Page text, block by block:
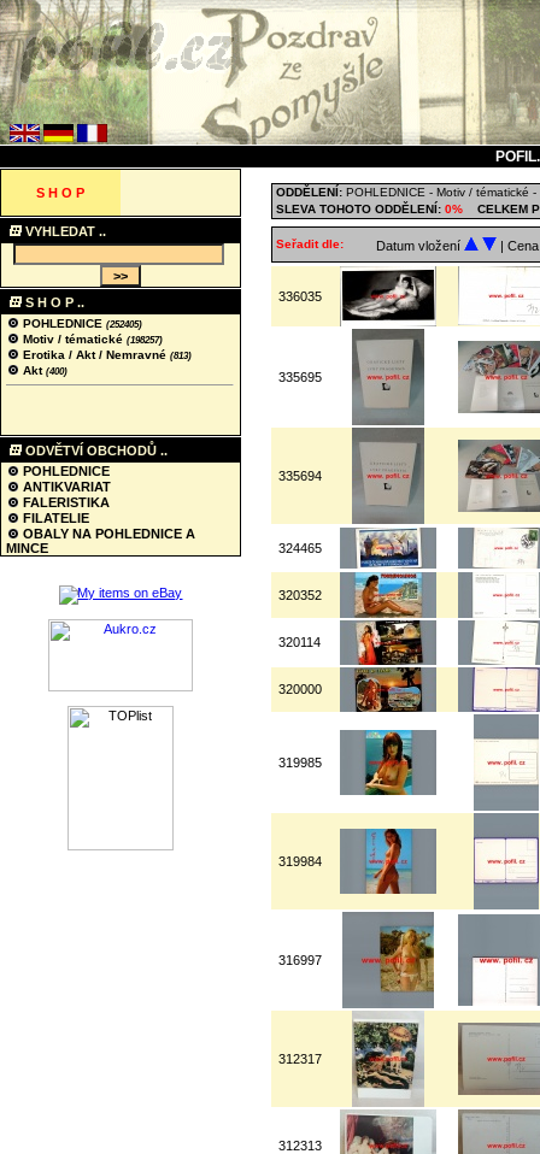
S H O P
VYHLEDAT ..
S H O P ..
POHLEDNICE (252405)
Motiv / tématické (198257)
Erotika / Akt / Nemravné (813)
Akt (400)
ODVĚTVÍ OBCHODŮ ..
POHLEDNICE
ANTIKVARIAT
FALERISTIKA
FILATELIE
OBALY NA POHLEDNICE A
MINCE
ODDĚLENÍ: POHLEDNICE - Motiv / tématické -
SLEVA TOHOTO ODDĚLENÍ: 0% CELKEM
Seřadit dle: Datum vložení |
336035
335695
335694
324465
320352
320114
320000
319985
319984
316997
312317
312313